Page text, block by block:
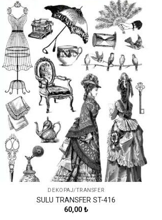
Favorilerime
Ekle
DEKOPAJ/TRANSFER
SULU TRANSFER ST-416
60,00 ₺